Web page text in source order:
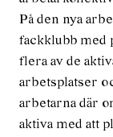
På den nya
fackklubb med
flera av de
arbetsplatser
arbetarna där
aktiva med att